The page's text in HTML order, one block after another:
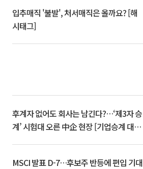
입추매직 '불발', 처서매직은 올까요? [해
시태그]
후계자 없어도 회사는 남긴다?…‘제3자 승
계’ 시험대 오른 中企 현장 [기업승계 대전
MSCI 발표 D-7…후보주 반등에 편입 기대